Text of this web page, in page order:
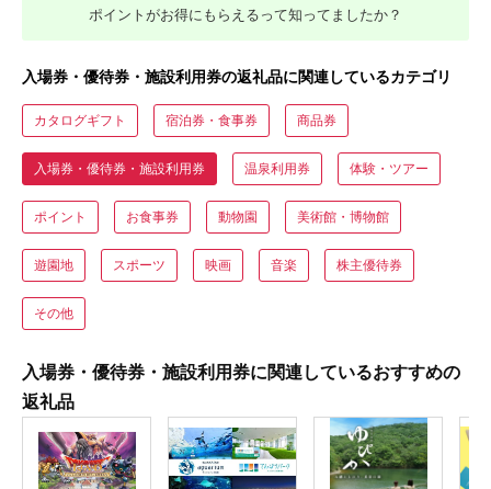
ポイントがお得にもらえるって知ってましたか？
入場券・優待券・施設利用券の返礼品に関連しているカテゴリ
カタログギフト 宿泊券・食事券 商品券
入場券・優待券・施設利用券 温泉利用券 体験・ツアー
ポイント お食事券 動物園 美術館・博物館
遊園地 スポーツ 映画 音楽 株主優待券
その他
入場券・優待券・施設利用券に関連しているおすすめの
返礼品